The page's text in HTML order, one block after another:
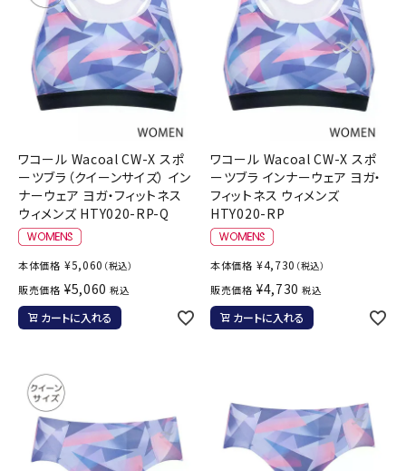
メルマガ登録
特定商取引法
プライバシーポリシー
ワコール Wacoal CW-X スポ
ーツブラ（クイーンサイズ） イン
ナーウェア ヨガ・フィットネス
ウィメンズ HTY020-RP-Q
本体価格 ¥5,060 （税込）
販売価格 ¥5,060 税込
カートに入れる
ワコール Wacoal CW-X スポ
ーツブラ インナーウェア ヨガ・
フィットネス ウィメンズ
HTY020-RP
本体価格 ¥4,730 （税込）
販売価格 ¥4,730 税込
カートに入れる